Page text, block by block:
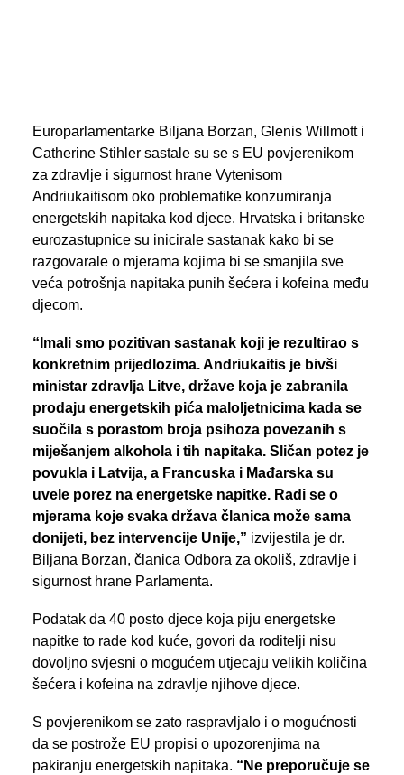
Europarlamentarke Biljana Borzan, Glenis Willmott i
Catherine Stihler sastale su se s EU povjerenikom
za zdravlje i sigurnost hrane Vytenisom
Andriukaitisom oko problematike konzumiranja
energetskih napitaka kod djece. Hrvatska i britanske
eurozastupnice su inicirale sastanak kako bi se
razgovarale o mjerama kojima bi se smanjila sve
veća potrošnja napitaka punih šećera i kofeina među
djecom.
“Imali smo pozitivan sastanak koji je rezultirao s
konkretnim prijedlozima. Andriukaitis je bivši
ministar zdravlja Litve, države koja je zabranila
prodaju energetskih pića maloljetnicima kada se
suočila s porastom broja psihoza povezanih s
miješanjem alkohola i tih napitaka. Sličan potez je
povukla i Latvija, a Francuska i Mađarska su
uvele porez na energetske napitke. Radi se o
mjerama koje svaka država članica može sama
donijeti, bez intervencije Unije,” izvijestila je dr.
Biljana Borzan, članica Odbora za okoliš, zdravlje i
sigurnost hrane Parlamenta.
Podatak da 40 posto djece koja piju energetske
napitke to rade kod kuće, govori da roditelji nisu
dovoljno svjesni o mogućem utjecaju velikih količina
šećera i kofeina na zdravlje njihove djece.
S povjerenikom se zato raspravljalo i o mogućnosti
da se postrože EU propisi o upozorenjima na
pakiranju energetskih napitaka. “Ne preporučuje se